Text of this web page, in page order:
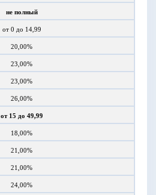
не полный
от 0 до 14,99
20,00%
23,00%
23,00%
26,00%
от 15 до 49,99
18,00%
21,00%
21,00%
24,00%